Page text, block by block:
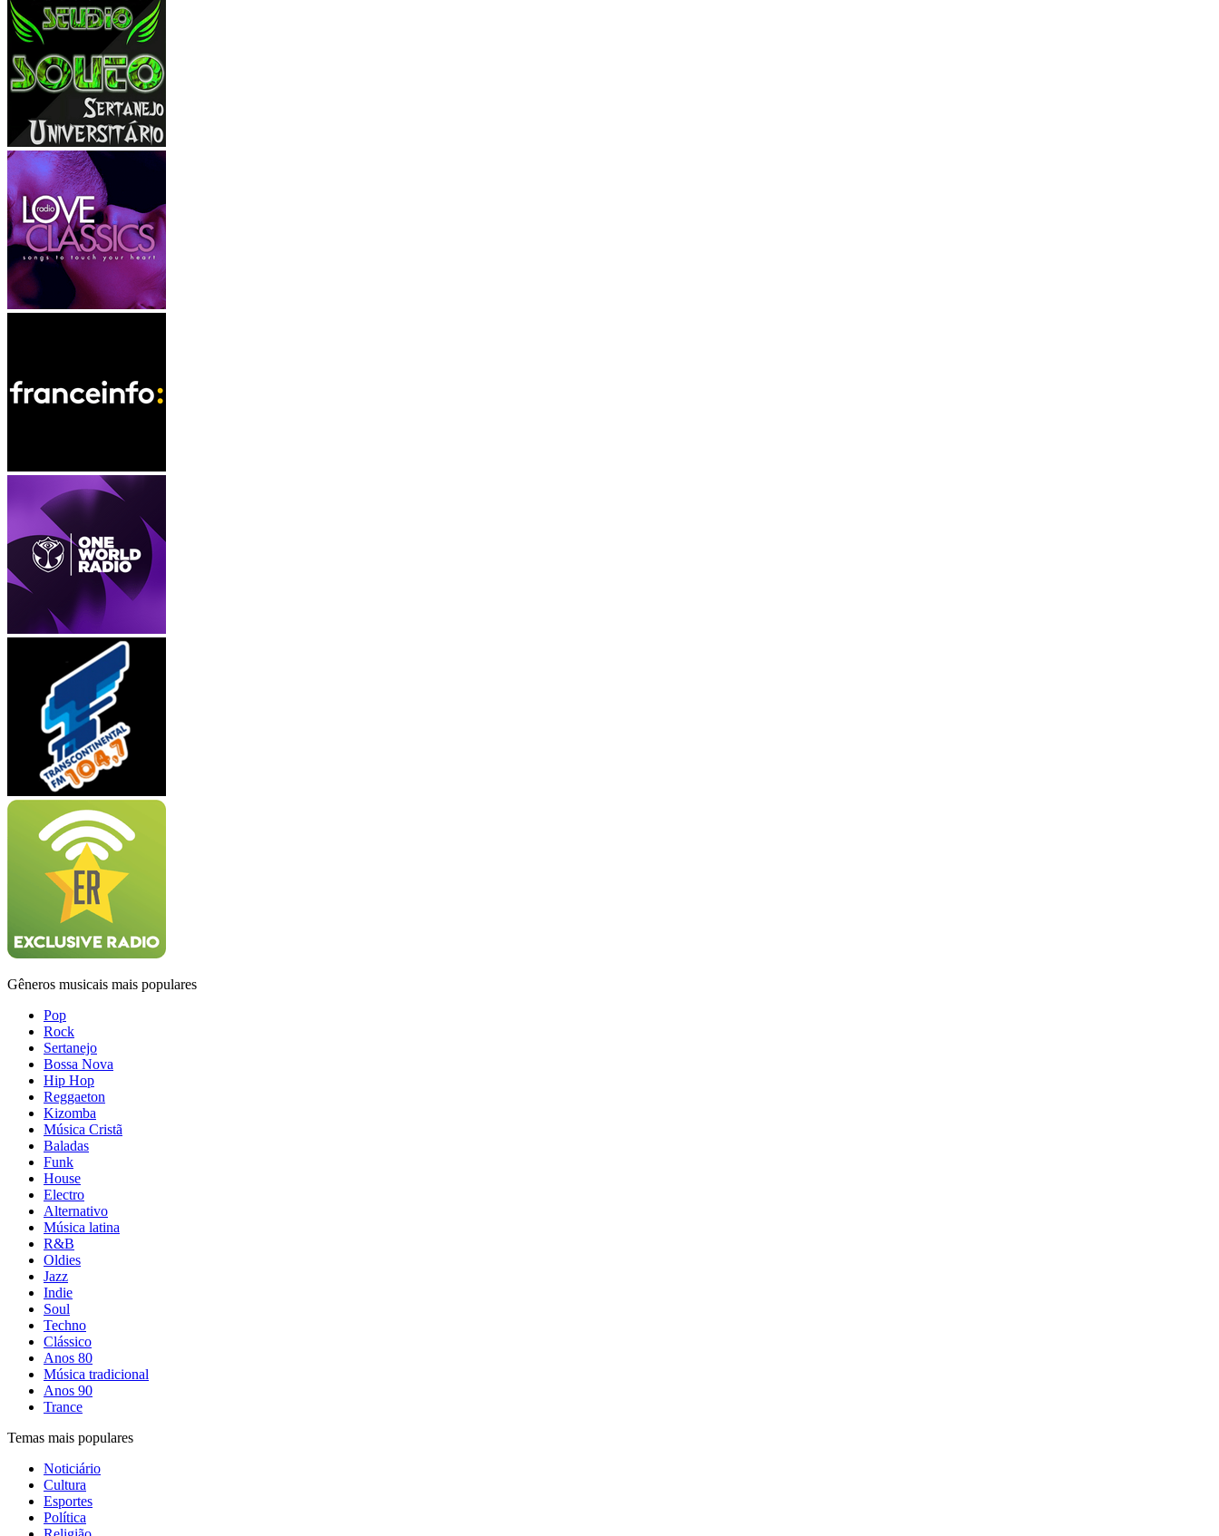
Gêneros musicais mais populares
Pop
Rock
Sertanejo
Bossa Nova
Hip Hop
Reggaeton
Kizomba
Música Cristã
Baladas
Funk
House
Electro
Alternativo
Música latina
R&B
Oldies
Jazz
Indie
Soul
Techno
Clássico
Anos 80
Música tradicional
Anos 90
Trance
Temas mais populares
Noticiário
Cultura
Esportes
Política